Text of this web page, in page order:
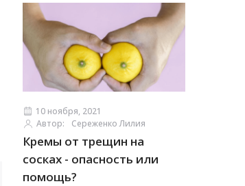
10 ноября, 2021
Автор:
Сереженко Лилия
Кремы от трещин на
сосках - опасность или
помощь?